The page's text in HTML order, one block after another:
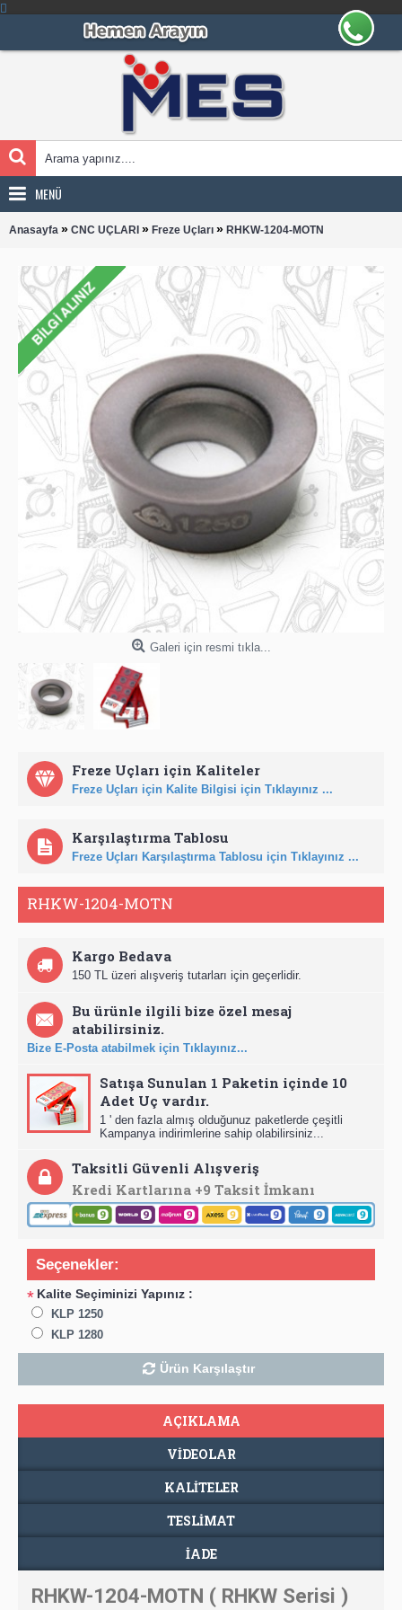
MENÜ
Anasayfa » CNC UÇLARI » Freze Uçları » RHKW-1204-MOTN
Galeri için resmi tıkla...
Freze Uçları için Kaliteler
Freze Uçları için Kalite Bilgisi için Tıklayınız ...
Karşılaştırma Tablosu
Freze Uçları Karşılaştırma Tablosu için Tıklayınız ...
RHKW-1204-MOTN
Kargo Bedava
150 TL üzeri alışveriş tutarları için geçerlidir.
Bu ürünle ilgili bize özel mesaj
atabilirsiniz.
Bize E-Posta atabilmek için Tıklayınız...
Satışa Sunulan 1 Paketin içinde 10
Adet Uç vardır.
1 ' den fazla almış olduğunuz paketlerde çeşitli
Kampanya indirimlerine sahip olabilirsiniz...
Taksitli Güvenli Alışveriş
Kredi Kartlarına +9 Taksit İmkanı
Seçenekler:
* Kalite Seçiminizi Yapınız :
KLP 1250
KLP 1280
Ürün Karşılaştır
AÇIKLAMA
VIDEOLAR
KALİTELER
TESLIMAT
İADE
RHKW-1204-MOTN ( RHKW Serisi )